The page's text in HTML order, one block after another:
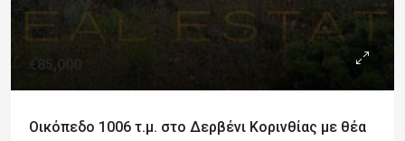
€85,000
Οικόπεδο 1006 τ.μ. στο Δερβένι Κορινθίας με θέα